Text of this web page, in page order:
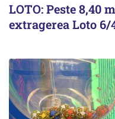
LOTO: Peste 8,40
extragerea Loto 6/